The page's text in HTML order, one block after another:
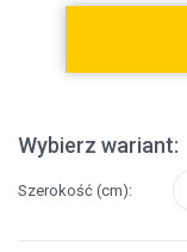
Wybierz wariant:
Szerokość (cm)